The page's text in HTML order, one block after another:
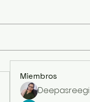
Miembros
Deepasreegi